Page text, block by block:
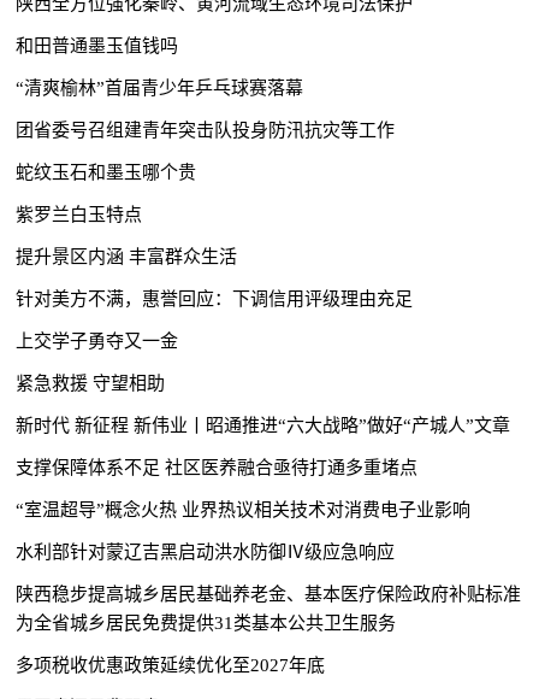
和田普通墨玉值钱吗
“清爽榆林”首届青少年乒乓球赛落幕
团省委号召组建青年突击队投身防汛抗灾等工作
蛇纹玉石和墨玉哪个贵
紫罗兰白玉特点
提升景区内涵 丰富群众生活
针对美方不满，惠誉回应：下调信用评级理由充足
上交学子勇夺又一金
紧急救援 守望相助
新时代 新征程 新伟业丨昭通推进“六大战略”做好“产城人”文章
支撑保障体系不足 社区医养融合亟待打通多重堵点
“室温超导”概念火热 业界热议相关技术对消费电子业影响
水利部针对蒙辽吉黑启动洪水防御Ⅳ级应急响应
陕西稳步提高城乡居民基础养老金、基本医疗保险政府补贴标准
为全省城乡居民免费提供31类基本公共卫生服务
多项税收优惠政策延续优化至2027年底